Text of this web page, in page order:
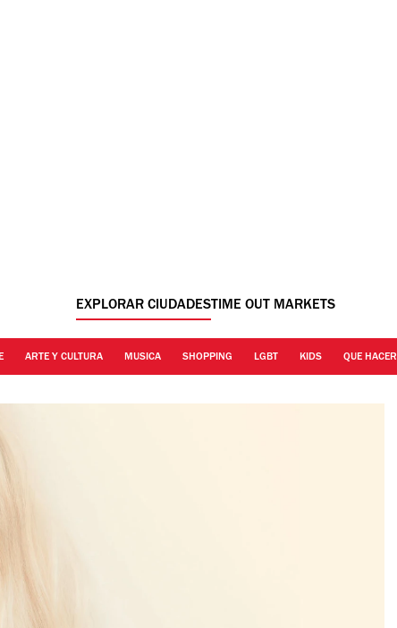
EXPLORAR CIUDADESTIME OUT MARKETS
ARTE Y CULTURA MUSICA SHOPPING LGBT KIDS QUE HACER